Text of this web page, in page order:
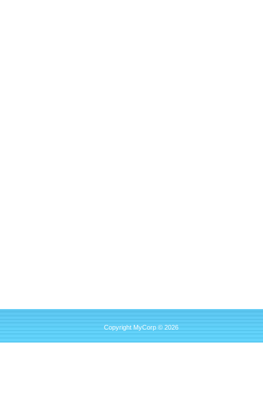
Copyright MyCorp © 2026